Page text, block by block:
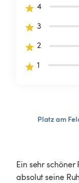
4
3
2
1
Platzam
Ein sehr
absolut seine